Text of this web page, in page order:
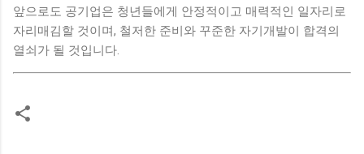
앞으로도 공기업은 청년들에게 안정적이고 매력적인 일자리로
자리매김할 것이며, 철저한 준비와 꾸준한 자기개발이 합격의
열쇠가 될 것입니다.